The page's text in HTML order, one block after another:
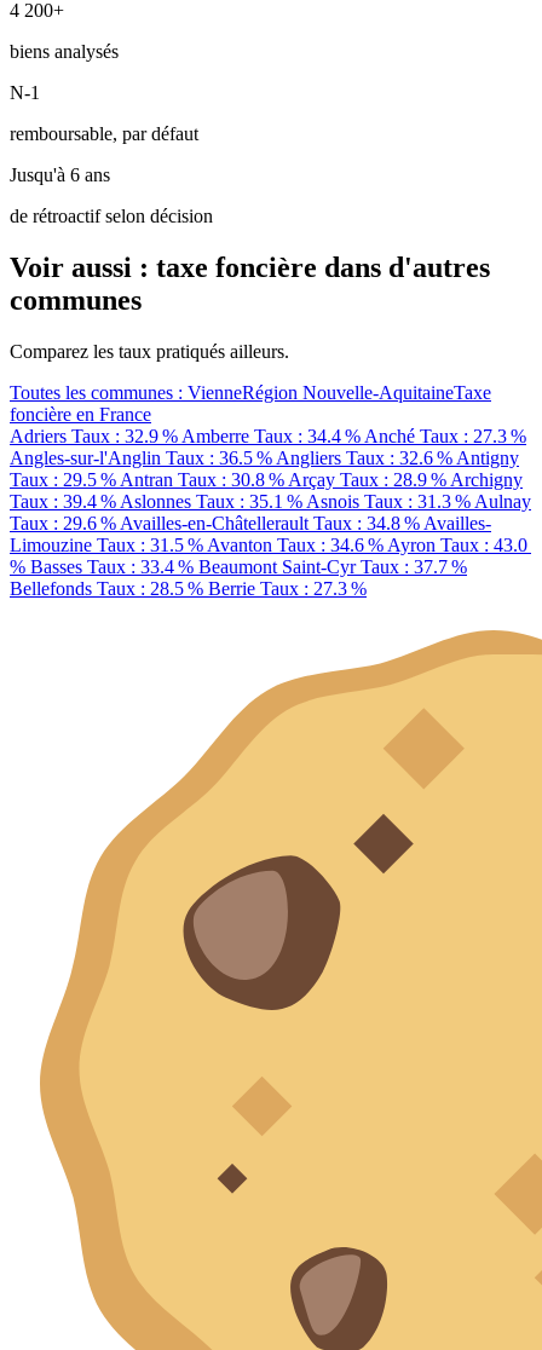
4 200+
biens analysés
N-1
remboursable, par défaut
Jusqu'à 6 ans
de rétroactif selon décision
Voir aussi : taxe foncière dans d'autres
communes
Comparez les taux pratiqués ailleurs.
Toutes les communes : VienneRégion Nouvelle-AquitaineTaxe
foncière en France
Adriers Taux : 32.9 % Amberre Taux : 34.4 % Anché Taux : 27.3 %
Angles-sur-l'Anglin Taux : 36.5 % Angliers Taux : 32.6 % Antigny
Taux : 29.5 % Antran Taux : 30.8 % Arçay Taux : 28.9 % Archigny
Taux : 39.4 % Aslonnes Taux : 35.1 % Asnois Taux : 31.3 % Aulnay
Taux : 29.6 % Availles-en-Châtellerault Taux : 34.8 % Availles-
Limouzine Taux : 31.5 % Avanton Taux : 34.6 % Ayron Taux : 43.0
% Basses Taux : 33.4 % Beaumont Saint-CyrTaux : 37.7 %
Bellefonds Taux : 28.5 % Berrie Taux : 27.3 %